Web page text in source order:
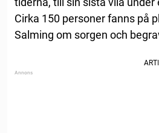
Cirka 150 personer fanns på
Salming om sorgen och